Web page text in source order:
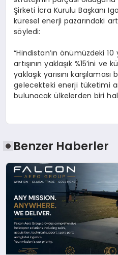
Şirketi İcra Kurulu Başkanı
küresel enerji pazarındaki
söyledi:
“Hindistan’ın önümüzdeki
artışının yaklaşık %15’ini ve
yaklaşık yarısını
gelecekteki enerji tüketimi
bulunacak ülkelerden biri
Benzer Haberler